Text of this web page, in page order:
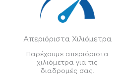
Απεριόριστα Χιλιόμετρα
Παρέχουμε απεριόριστα
χιλιόμετρα για τις
διαδρομές σας.